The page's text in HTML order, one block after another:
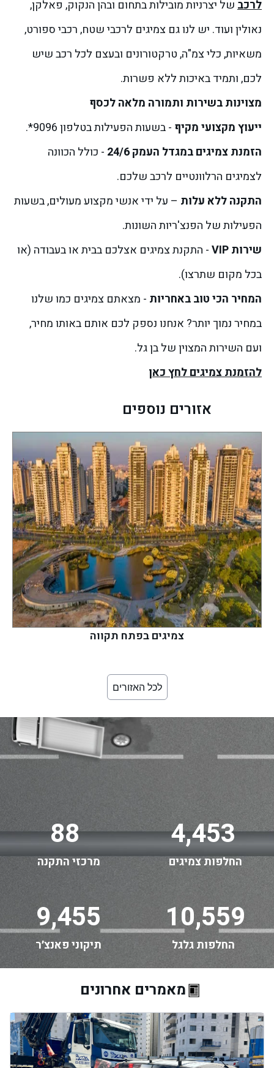
לרכבשל יצרניות מובילות בתחום ובהן הנקוק, פאלקן,
נאולין ועוד. יש לנו גם צמיגים לרכבי שטח, רכבי ספורט,
משאיות, כלי צמ"ה, טרקטורונים ובעצם לכל רכב שיש
לכם, ותמיד באיכות ללא פשרות.
מצוינות בשירות ותמורה מלאה לכסף
ייעוץ מקצועי מקיף - בשעות הפעילות בטלפון 9096*.
הזמנת צמיגים במגדל העמק 24/6
- כולל הכוונה
לצמיגים הרלוונטיים לרכב שלכם.
התקנה ללא עלות – על ידי אנשי מקצוע מעולים, בשעות
הפעילות של הפנצ'ריות השונות.
שירות VIP
- התקנת צמיגים אצלכם בבית או בעבודה (או
בכל מקום שתרצו).
המחיר הכי טוב באחריות - מצאתם צמיגים כמו שלנו
במחיר נמוך יותר? אנחנו נספק לכם אותם באותו מחיר,
ועם השירות המצוין של בן גל.
להזמנת צמיגים לחץ כאן
אזורים נוספים
צמיגים בפתח תקווה
לכל האזורים
88
מרכזי התקנה
4,453
החלפות צמיגים
9,455
תיקוני פאנצ׳ר
10,559
החלפות גלגל
מאמרים אחרונים